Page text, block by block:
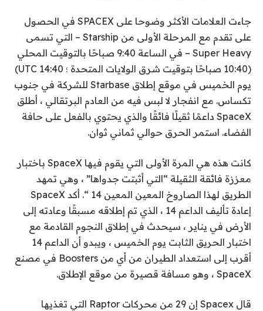
جاءت العلامات الأكثر وضوحا على SPACEX في الحصول
على تقدم مع المرحلة الأولى من Starship – التي تسمى
Super Heavy – في الساعة 9:40 صباحًا بالتوقيت المحلي
(10:40 صباحًا بتوقيت شرق الولايات المتحدة ؛ 14:40 UTC)
يوم الخميس في موقع إطلاق Starbase للشركة في جنوب
تكساس. مع انفجار لا لبس فيه من العادم البرتقالي ، أطلق
SpaceX داعمًا ثقيلًا فائقًا والذي يحتوي بالفعل على حافة
الفضاء. استمر الحرق حوالي ثماني ثوان.
كانت هذه هي المرة الأولى التي يقوم فيها SpaceX باختبار
معززة فائقة الثقيلة “التي أثبتت جدواها” ، وهي تمهد
الطريق لهذا الصاروخ المعين المعين 14 “. أكد SpaceX
إعادة تأليف الداعم 14 ، الذي تم إطلاقه مسبقًا وعادته إلى
الأرض في يناير ، سيحدث في إطلاق النجوم القادمة مع
اختبار الحريق الثابت يوم الخميس ، ويبدو أن الداعم 14
أقرب إلى استعداد الطيران من أي من Boosters في مصنع
SpaceX ، وهو مسافة قصيرة من موقع الإطلاق.
قال Spacex إن 29 من محركات Raptor التي تغذيها